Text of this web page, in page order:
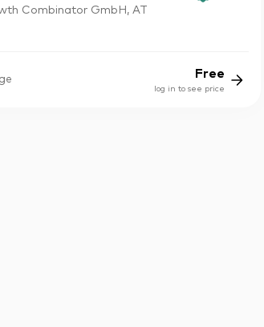
Combinator GmbH, AT
Free
log in to see price